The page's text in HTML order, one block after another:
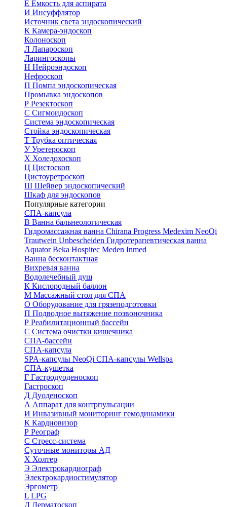
Е Емкость для аспирата
И Инсуффлятор
Источник света эндоскопический
К Камера-эндоскоп
Колоноскоп
Л Лапароскоп
Ларингоскопы
Н Нейроэндоскоп
Нефроскоп
П Помпа эндоскопическая
Промывка эндоскопов
Р Резектоскоп
С Сигмоидоскоп
Система эндоскопическая
Стойка эндоскопическая
Т Трубка оптическая
УУретероскоп
Х Холедохоскоп
Ц Цистоскоп
Цистоуретроскоп
Ш Шейвер эндоскопический
Шкаф для эндоскопов
Популярные категории
СПА-капсула
В Ванна бальнеологическая
Гидромассажная ванна Chirana Progress Medexim NeoQi
Trautwein Unbescheiden Гидротерапевтическая ванна
AquatorBeka Hospitec Meden Inmed
Ванна бесконтактная
Вихревая ванна
Водолечебный душ
К Кислородный баллон
М Массажный стол для СПА
О Оборудование для грязеподготовки
П Подводное вытяжение позвоночника
Р Реабилитационный бассейн
С Система очистки кишечника
СПА-бассейн
СПА-капсула
SPA-капсулы NeoQi СПА-капсулы Wellspa
СПА-кушетка
Г Гастродуоденоскоп
Гастроскоп
Д Дуоденоскоп
А Аппарат для контрпульсации
И Инвазивный мониторинг гемодинамики
К Кардиовизор
Р Реограф
С Стресс-система
Суточные мониторы АД
Х Холтер
Э Электрокардиограф
Электрокардиостимулятор
Эргометр
L LPG
Д Дерматоскоп